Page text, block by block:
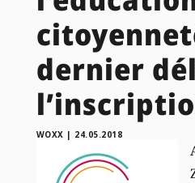
dernier
WOXX | 24.05.2018